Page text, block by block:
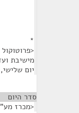
*
<פרוטוקול
מישיבת
יום שלישי, ח'
סדר היום
<מכרז